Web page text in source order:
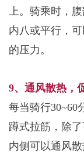
上。 骑乘时，
内八或平行，
的压力。
9、通风散热，
每当骑行30~60
蹲式拉筋，除
内侧可以通风散